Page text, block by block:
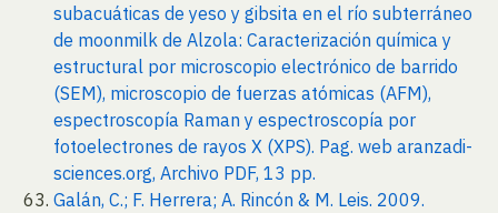
subacuáticas de yeso y gibsita en el río subterráneo
de moonmilk de Alzola: Caracterización química y
estructural por microscopio electrónico de barrido
(SEM), microscopio de fuerzas atómicas (AFM),
espectroscopía Raman y espectroscopía por
fotoelectrones de rayos X (XPS). Pag. web aranzadi-
sciences.org, Archivo PDF, 13 pp.
Galán, C.; F. Herrera; A. Rincón & M. Leis. 2009.